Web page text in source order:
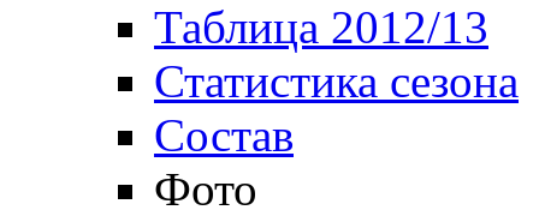
Таблица 2012/13
Статистика сезона
Состав
Фото